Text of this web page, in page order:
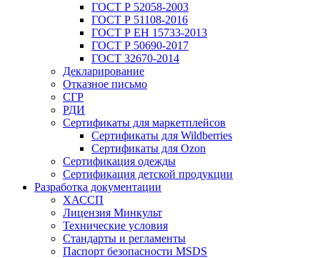
ГОСТ Р 52058-2003
ГОСТ Р 51108-2016
ГОСТ Р ЕН 15733-2013
ГОСТ Р 50690-2017
ГОСТ 32670-2014
Декларирование
Отказное письмо
СГР
РДИ
Сертификаты для маркетплейсов
Сертификаты для Wildberries
Сертификаты для Ozon
Сертификация одежды
Сертификация детской продукции
Разработка документации
ХАССП
Лицензия Минкульт
Технические условия
Стандарты и регламенты
Паспорт безопасности MSDS